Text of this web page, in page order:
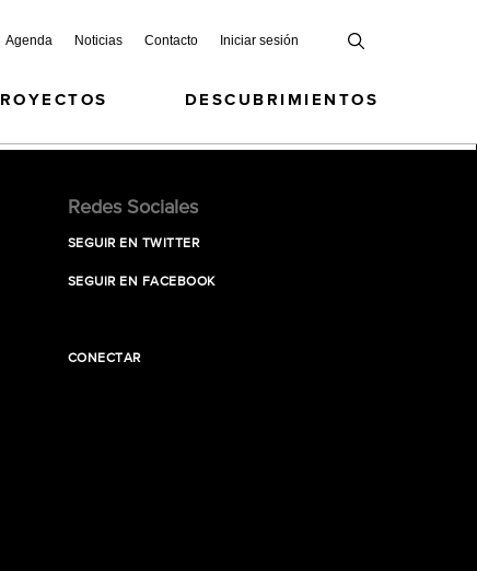
Agenda Noticias Contacto Iniciar sesión
DESCUBRIMIENTOS
Redes Sociales
SEGUIR EN TWITTER
SEGUIR EN FACEBOOK
CONECTAR